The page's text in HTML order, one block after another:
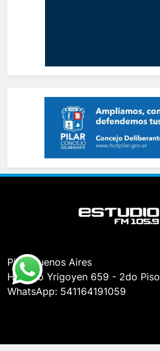
Pilar, Buenos Aires
Hipólito Yrigoyen 659 - 2do Piso
WhatsApp: 541164191059